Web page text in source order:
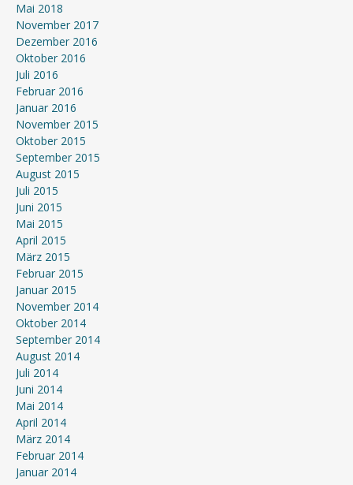
Mai 2018
November 2017
Dezember 2016
Oktober 2016
Juli 2016
Februar 2016
Januar 2016
November 2015
Oktober 2015
September 2015
August 2015
Juli 2015
Juni 2015
Mai 2015
April 2015
März 2015
Februar 2015
Januar 2015
November 2014
Oktober 2014
September 2014
August 2014
Juli 2014
Juni 2014
Mai 2014
April 2014
März 2014
Februar 2014
Januar 2014